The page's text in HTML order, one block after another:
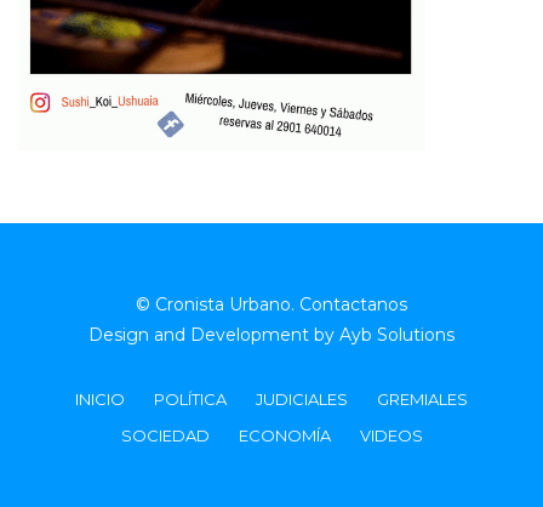
© Cronista Urbano. Contactanos
Design and Development by Ayb Solutions
INICIO POLÍTICA JUDICIALES
GREMIALES
SOCIEDAD
ECONOMÍA VIDEOS